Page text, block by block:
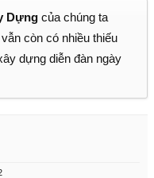
Dựng của chúng ta
còn có nhiều thiếu
dựng diễn đàn ngày